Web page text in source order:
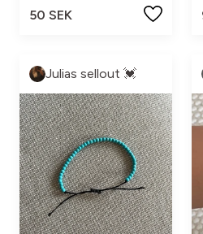
50 SEK
Julias sellout 💓